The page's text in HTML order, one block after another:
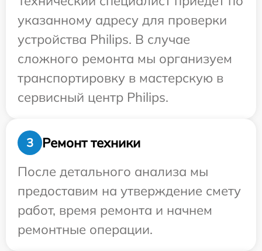
указанному адресу для проверки
устройства Philips. В случае
сложного ремонта мы организуем
транспортировку в мастерскую в
сервисный центр Philips.
3
Ремонт техники
После детального анализа мы
предоставим на утверждение смету
работ, время ремонта и начнем
ремонтные операции.